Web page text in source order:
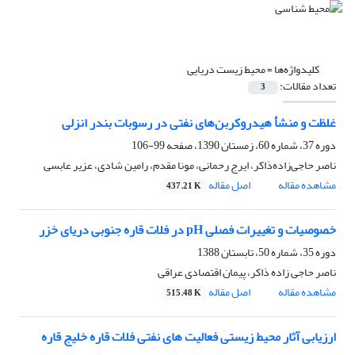
کلیدواژه‌ها =محیط زیست دریایی
تعداد مقالات: 3
غلظت و منشأ هیدروکربن‌های نفتی در رسوبات بندر انزلی
دوره 37، شماره 60، زمستان 1390، صفحه
99-106
ناصر حاجی‌زاده‌ذاکر، ایرج رحمانی، مونا مقدم، رامین شادی، عزیر عابسی
مشاهده مقاله
اصل مقاله 437.21 K
خصوصیات و تغییرات فصلی pH در فلات قاره جنوبی دریای خزر
دوره 35، شماره 50، تابستان 1388
ناصر حاجی زاده ذاکر، پیمان اقتصادی عراقی
مشاهده مقاله
اصل مقاله 515.48 K
ارزیابی آثار محیط زیستی فعالیت های نفتی فلات قاره خلیج قاره